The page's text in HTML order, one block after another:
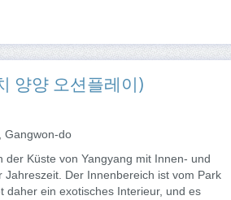
양양 오션플레이)
Gangwon-do
der Küste von Yangyang mit Innen- und
Der Innenbereich ist vom Park
daher ein exotisches Interieur, und es